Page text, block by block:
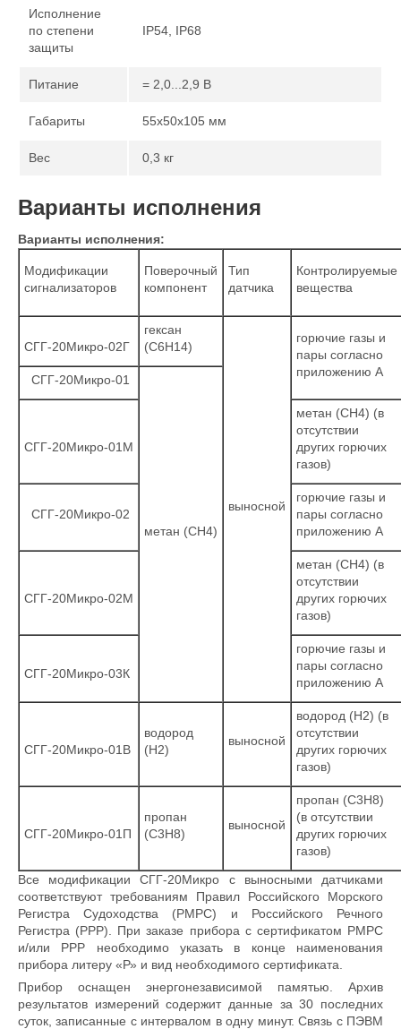
Исполнение
по степени
защиты
IP54, IP68
Питание = 2,0...2,9 В
Габариты 55х50х105 мм
Вес 0,3 кг
Варианты исполнения
Варианты исполнения:
Модификации
сигнализаторов
Поверочный
компонент
Тип
датчика
Контролируемые
вещества
СГГ-20Микро-02Г
гексан
(С6Н14)
выносной
горючие газы и
пары согласно
приложению А
СГГ-20Микро-01
метан (СН4)
СГГ-20Микро-01М
метан (СН4) (в
отсутствии
других горючих
газов)
СГГ-20Микро-02
горючие газы и
пары согласно
приложению А
СГГ-20Микро-02М
метан (СН4) (в
отсутствии
других горючих
газов)
СГГ-20Микро-03К
горючие газы и
пары согласно
приложению А
СГГ-20Микро-01В
водород
(Н2)
выносной
водород (Н2) (в
отсутствии
других горючих
газов)
СГГ-20Микро-01П
пропан
(С3Н8)
выносной
пропан (С3Н8)
(в отсутствии
других горючих
газов)
Все модификации СГГ-20Микро с выносными датчиками
соответствуют требованиям Правил Российского Морского
Регистра Судоходства (РМРС) и Российского Речного
Регистра (РРР). При заказе прибора с сертификатом РМРС
и/или РРР необходимо указать в конце наименования
прибора литеру «Р» и вид необходимого сертификата.
Прибор оснащен энергонезависимой памятью. Архив
результатов измерений содержит данные за 30 последних
суток, записанные с интервалом в одну минут. Связь с ПЭВМ